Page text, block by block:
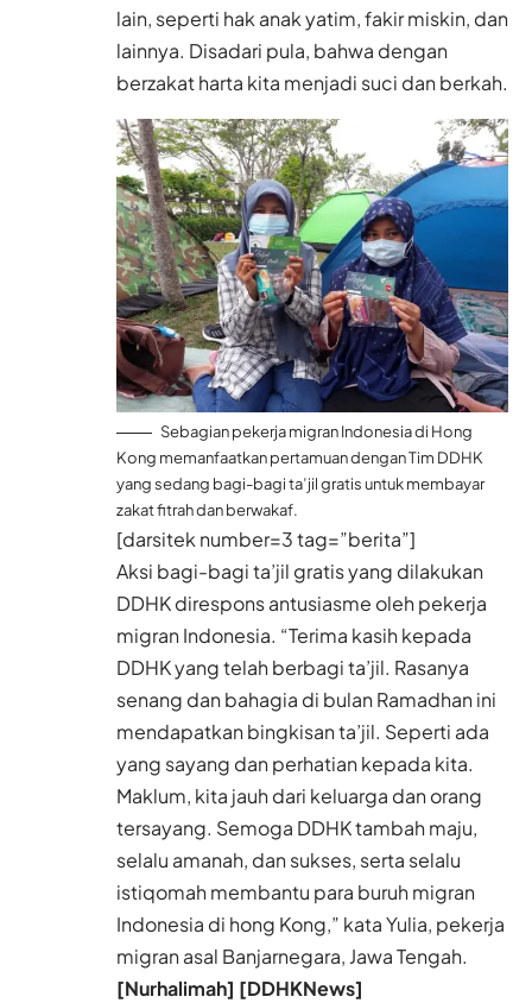
lain, seperti hak anak yatim, fakir miskin, dan
lainnya. Disadari pula, bahwa dengan
berzakat harta kita menjadi suci dan berkah.
Sebagian pekerja migran Indonesia di Hong
Kong memanfaatkan pertamuan dengan Tim DDHK
yang sedang bagi-bagi ta’jil gratis untuk membayar
zakat fitrah dan berwakaf.
[darsitek number=3 tag=”berita”]
Aksi bagi-bagi ta’jil gratis yang dilakukan
DDHK direspons antusiasme oleh pekerja
migran Indonesia. “Terima kasih kepada
DDHK yang telah berbagi ta’jil. Rasanya
senang dan bahagia di bulan Ramadhan ini
mendapatkan bingkisan ta’jil. Seperti ada
yang sayang dan perhatian kepada kita.
Maklum, kita jauh dari keluarga dan orang
tersayang. Semoga DDHK tambah maju,
selalu amanah, dan sukses, serta selalu
istiqomah membantu para buruh migran
Indonesia di hong Kong,” kata Yulia, pekerja
migran asal Banjarnegara, Jawa Tengah.
[Nurhalimah] [DDHKNews]